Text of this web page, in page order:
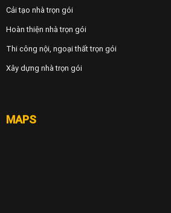
Cải tạo nhà trọn gói
Hoàn thiện nhà trọn gói
Thi công nội, ngoại thất trọn gói
Xây dựng nhà trọn gói
MAPS